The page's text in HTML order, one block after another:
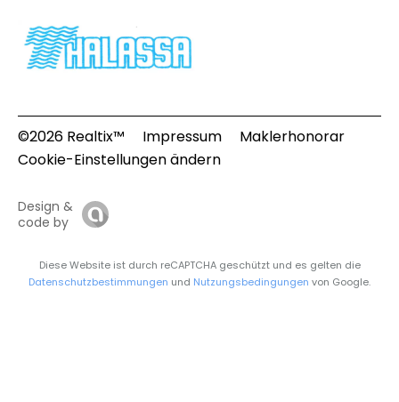
©2026 Realtix™ Impressum
Maklerhonorar
Cookie-Einstellungen ändern
Design &
code by
Diese Website ist durch reCAPTCHA geschützt und es gelten die
Datenschutzbestimmungen und Nutzungsbedingungen von Google.